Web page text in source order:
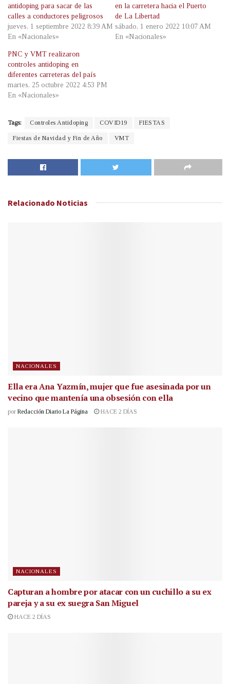
antidoping para sacar de las
calles a conductores peligrosos
jueves, 1 septiembre 2022 8:39 AM
En «Nacionales»
en la carretera hacia el Puerto
de La Libertad
sábado, 1 enero 2022 10:07 AM
En «Nacionales»
PNC y VMT realizaron
controles antidoping en
diferentes carreteras del país
martes, 25 octubre 2022 4:53 PM
En «Nacionales»
Tags: Controles Antidoping COVID19 FIESTAS
Fiestas de Navidad y Fin de Año VMT
Relacionado Noticias
NACIONALES
Ella era Ana Yazmín, mujer que fue asesinada por un
vecino que mantenía una obsesión con ella
por Redacción Diario La Página HACE 2 DÍAS
NACIONALES
Capturan a hombre por atacar con un cuchillo a su ex
pareja y a su ex suegra San Miguel
HACE 2 DÍAS